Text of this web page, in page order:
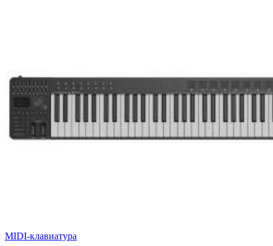
MIDI-клавиатура